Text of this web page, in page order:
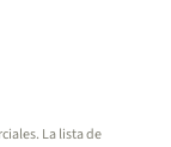
La lista de